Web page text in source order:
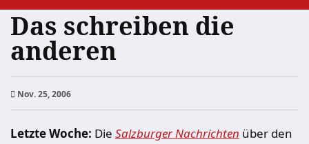
Das schreiben die
anderen
Nov. 25, 2006
Letzte Woche: Die Salzburger Nachrichten über den